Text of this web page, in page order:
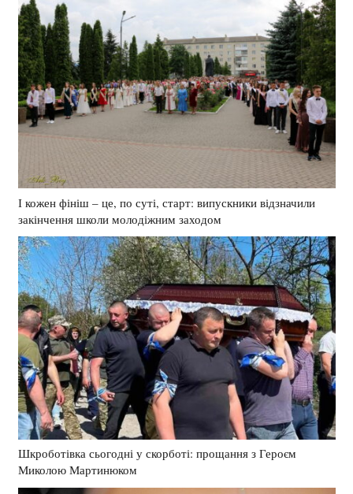
І кожен фініш – це, по суті, старт: випускники відзначили
закінчення школи молодіжним заходом
Шкроботівка сьогодні у скорботі: прощання з Героєм
Миколою Мартинюком